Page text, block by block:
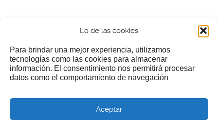
Lo de las cookies
Para brindar una mejor experiencia, utilizamos
tecnologías como las cookies para almacenar
información. El consentimiento nos permitirá procesar
datos como el comportamiento de navegación
Aceptar
¿Nos invitas a un cafecillo?
Si te gusta nuestra web puedes echar limosna a estos